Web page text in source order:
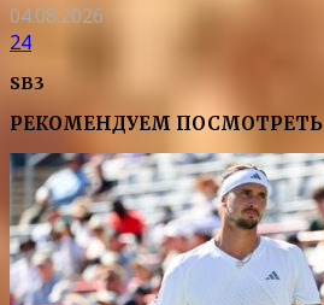
04.08.2026
24
SB3
РЕКОМЕНДУЕМ ПОСМОТРЕТЬ